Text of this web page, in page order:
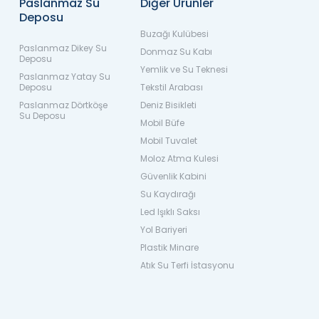
Paslanmaz Su
Deposu
Paslanmaz Dikey Su
Deposu
Paslanmaz Yatay Su
Deposu
Paslanmaz Dörtköşe
Su Deposu
Diğer Ürünler
Buzağı Kulübesi
Donmaz Su Kabı
Yemlik ve Su Teknesi
Tekstil Arabası
Deniz Bisikleti
Mobil Büfe
Mobil Tuvalet
Moloz Atma Kulesi
Güvenlik Kabini
Su Kaydırağı
Led Işıklı Saksı
Yol Bariyeri
Plastik Minare
Atık Su Terfi İstasyonu